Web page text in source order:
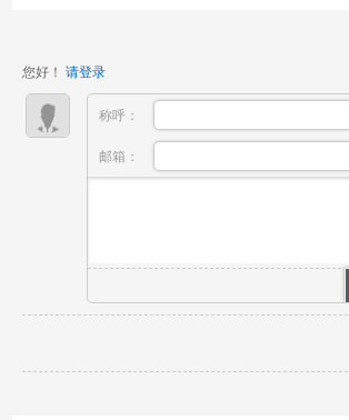
片，缺少可...
您好！ 请登录
称呼：
邮箱：